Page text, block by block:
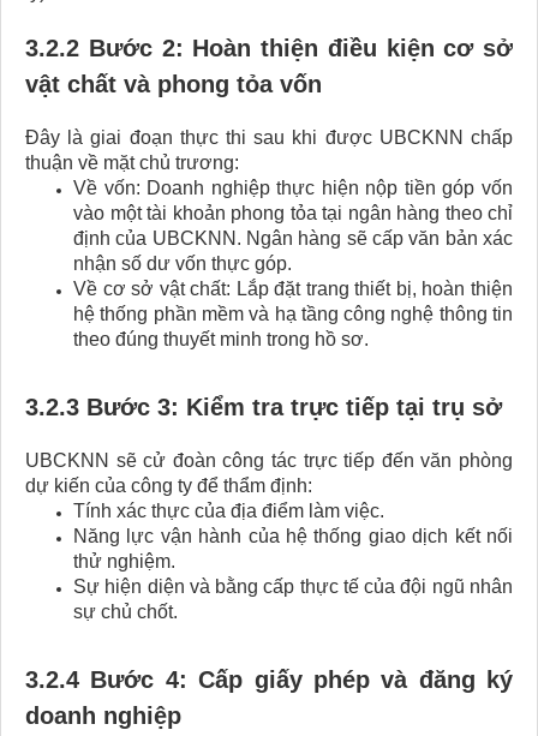
3.2.2 Bước 2: Hoàn thiện điều kiện cơ sở
vật chất và phong tỏa vốn
Đây là giai đoạn thực thi sau khi được UBCKNN chấp
thuận về mặt chủ trương:
Về vốn: Doanh nghiệp thực hiện nộp tiền góp vốn
vào một tài khoản phong tỏa tại ngân hàng theo chỉ
định của UBCKNN. Ngân hàng sẽ cấp văn bản xác
nhận số dư vốn thực góp.
Về cơ sở vật chất: Lắp đặt trang thiết bị, hoàn thiện
hệ thống phần mềm và hạ tầng công nghệ thông tin
theo đúng thuyết minh trong hồ sơ.
3.2.3 Bước 3: Kiểm tra trực tiếp tại trụ sở
UBCKNN sẽ cử đoàn công tác trực tiếp đến văn phòng
dự kiến của công ty để thẩm định:
Tính xác thực của địa điểm làm việc.
Năng lực vận hành của hệ thống giao dịch kết nối
thử nghiệm.
Sự hiện diện và bằng cấp thực tế của đội ngũ nhân
sự chủ chốt.
3.2.4 Bước 4: Cấp giấy phép và đăng ký
doanh nghiệp